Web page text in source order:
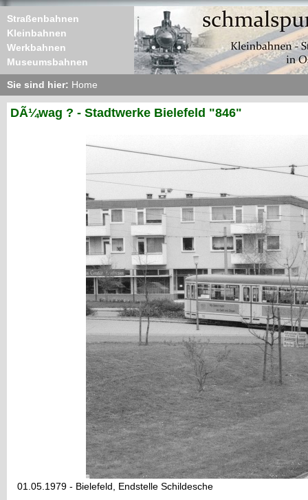
Straßenbahnen
Kleinbahnen
Werkbahnen
Museumsbahnen
Sie sind hier: Home
DÃ¼wag ? - Stadtwerke Bielefeld "846"
01.05.1979 - Bielefeld, Endstelle Schildesche